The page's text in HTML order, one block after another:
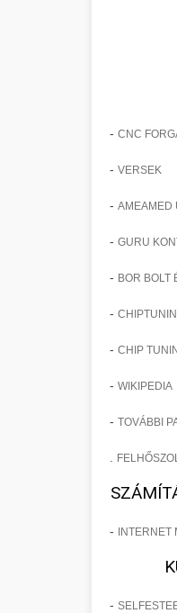
- CNC
- VERSEK
- AMEAMED
- GURU
- BOR BOLT
-
- CHIP
- WIKIPEDIA
- TOVÁBBI
- INTERNET
-